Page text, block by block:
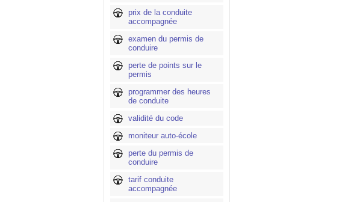
prix de la conduite
accompagnée
examen du permis de
conduire
perte de points sur le
permis
programmer des heures
de conduite
validité du code
moniteur auto-école
perte du permis de
conduire
tarif conduite
accompagnée